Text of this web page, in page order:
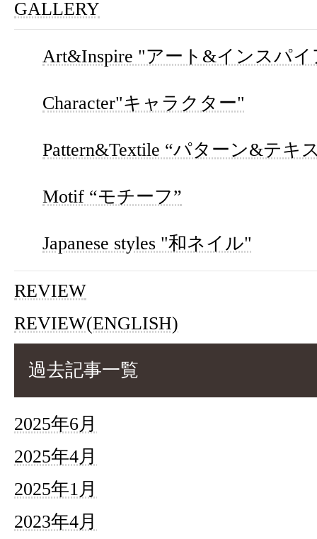
GALLERY
Art&Inspire "アート&インスパ
Character"キャラクター"
Pattern&Textile “パターン&テキ
Motif “モチーフ”
Japanese styles "和ネイル"
REVIEW
REVIEW(ENGLISH)
過去記事一覧
2025年6月
2025年4月
2025年1月
2023年4月